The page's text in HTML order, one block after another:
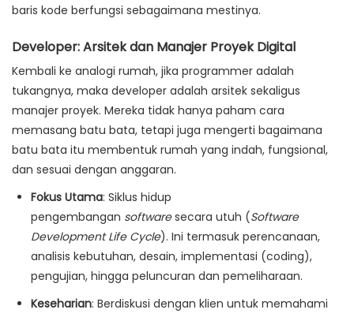
baris kode berfungsi sebagaimana mestinya.
Developer: Arsitek dan Manajer Proyek Digital
Kembali ke analogi rumah, jika programmer adalah
tukangnya, maka developer adalah arsitek sekaligus
manajer proyek. Mereka tidak hanya paham cara
memasang batu bata, tetapi juga mengerti bagaimana
batu bata itu membentuk rumah yang indah, fungsional,
dan sesuai dengan anggaran.
Fokus Utama: Siklus hidup
pengembangan softwaresecara utuh (Software
Development Life Cycle). Ini termasuk perencanaan,
analisis kebutuhan, desain, implementasi (coding),
pengujian, hingga peluncuran dan pemeliharaan.
Keseharian: Berdiskusi dengan klien untuk memahami